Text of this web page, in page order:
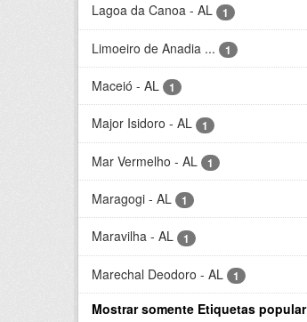
Lagoa da Canoa - AL 1
Limoeiro de Anadia ... 1
Maceió - AL 1
Major Isidoro - AL 1
Mar Vermelho - AL 1
Maragogi - AL 1
Maravilha - AL 1
Marechal Deodoro - AL 1
Mostrar somente Etiquetas popular